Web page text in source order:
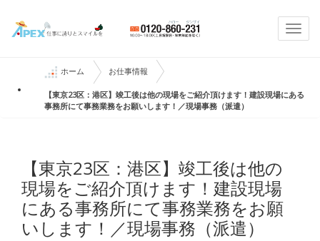
ホーム お仕事情報
【東京23区：港区】竣工後は他の現場をご紹介頂けます！建設現場にある
事務所にて事務業務をお願いします！／現場事務（派遣）
【東京23区：港区】竣工後は他の
現場をご紹介頂けます！建設現場
にある事務所にて事務業務をお願
いします！／現場事務（派遣）